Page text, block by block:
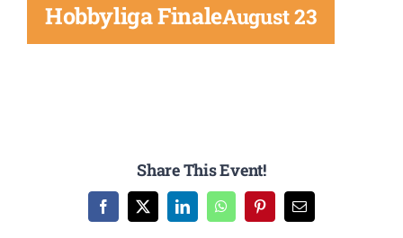
Hobbyliga FinaleAugust 23
Share This Event!
Facebook
X LinkedInWhatsAppPinterest
E-
Mail